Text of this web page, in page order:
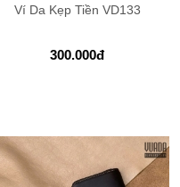
Ví Da Kẹp Tiền VD133
300.000đ